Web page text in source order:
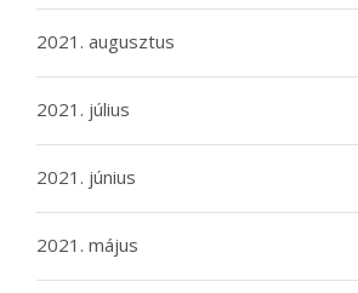
2021. augusztus
2021. július
2021. június
2021. május